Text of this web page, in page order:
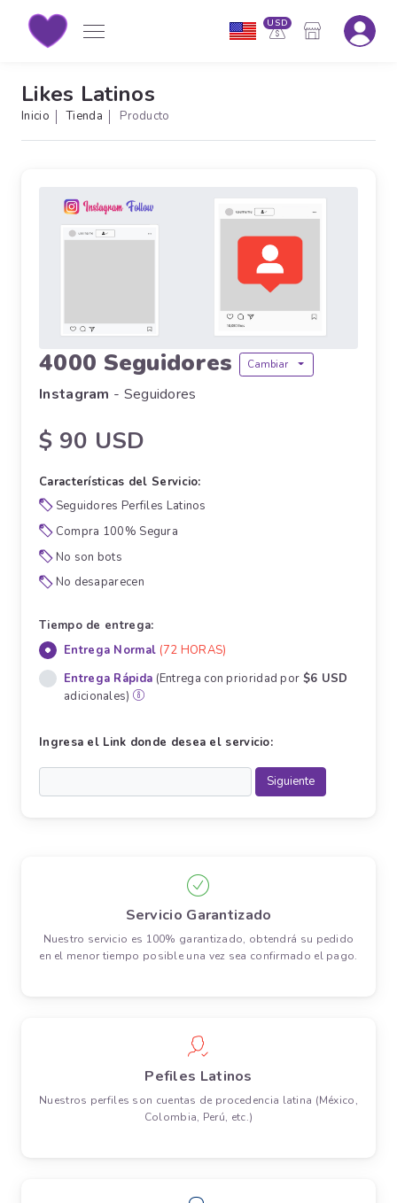
USD
Likes Latinos
Inicio Tienda Producto
4000 Seguidores Cambiar
Instagram - Seguidores
$ 90 USD
Características del Servicio:
Seguidores Perfiles Latinos
Compra 100% Segura
No son bots
No desaparecen
Tiempo de entrega:
Entrega Normal (72 HORAS)
Entrega Rápida (Entrega con prioridad por $6 USD
adicionales)
Ingresa el Link donde desea el servicio:
Servicio Garantizado
Nuestro servicio es 100% garantizado, obtendrá su pedido
en el menor tiempo posible una vez sea confirmado el pago.
Pefiles Latinos
Nuestros perfiles son cuentas de procedencia latina (México,
Colombia, Perú, etc.)